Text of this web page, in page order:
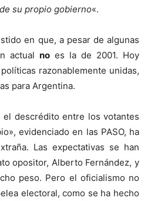
su propio gobierno«.
en que, a pesar de algunas
actual no es la de 2001. Hoy
razonablemente unidas,
para Argentina.
descrédito entre los votantes
evidenciado en las PASO, ha
Las expectativas se han
opositor, Alberto Fernández, y
peso. Pero el oficialismo no
electoral, como se ha hecho